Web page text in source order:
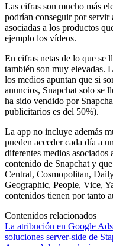
Las cifras son mucho más
podrían conseguir por servir
asociadas a los productos
ejemplo los vídeos.
En cifras netas de lo que se
también son muy elevadas.
los medios apuntan que si
anuncios, Snapchat solo se
ha sido vendido por
publicitarios es del 50%).
La app no incluye además
pueden acceder cada día a
diferentes medios
contenido de Snapchat y
Central, Cosmopolitan,
Geographic, People, Vice,
contenidos tienen por tanto
Contenidos relacionados
La atribución en Google
soluciones server-side de